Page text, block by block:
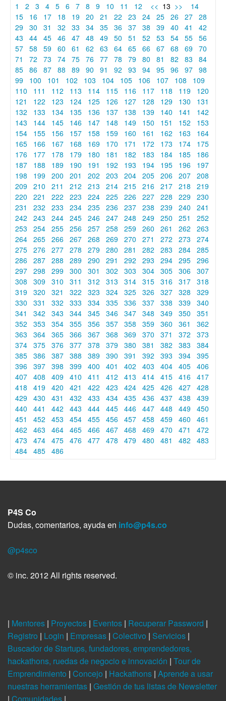
1 2 3 4 5 6 7 8 9 10 11 12 << 13 >>
14
15
16 17 18 19 20 21 22 23 24 25 26 27 28
29 30 31 32 33 34 35 36 37 38 39 40 41
42
43
44 45 46 47 48 49 50 51 52 53 54 55 56
57 58 59 60 61 62 63 64 65 66 67 68 69 70
71
72 73 74 75 76 77 78 79 80 81 82 83
84
85 86 87 88 89 90 91 92 93 94 95 96 97 98
99
100 101 102 103 104 105 106 107 108
109
110
111 112 113 114 115 116 117 118 119
120
121
122 123 124 125 126 127 128 129 130
131
132
133 134 135 136 137 138 139 140 141
142
143
144 145 146 147 148 149 150 151 152
153
154
155 156 157 158 159 160 161 162 163
164
165
166 167 168 169 170 171 172 173 174
175
176
177 178 179 180 181 182 183 184 185
186
187
188 189 190 191 192 193 194 195 196
197
198
199 200 201 202 203 204 205 206 207 208
209 210 211 212 213 214 215 216 217 218
219
220
221 222 223 224 225 226 227 228 229 230
231
232 233 234 235 236 237 238 239 240
241
242
243 244 245 246 247 248 249 250 251
252
253
254 255 256 257 258 259 260 261 262
263
264 265 266 267 268 269 270 271 272 273
274
275 276 277 278 279 280 281 282 283 284 285
286 287 288 289 290 291 292 293 294 295 296
297 298 299 300 301 302 303 304 305 306 307
308
309 310 311 312 313 314 315 316 317 318
319 320 321 322 323 324 325 326 327 328
329
330
331 332 333 334 335 336 337 338 339 340
341
342 343 344 345 346 347 348 349 350
351
352
353 354 355 356 357 358 359 360 361
362
363
364 365 366 367 368 369 370 371 372
373
374 375 376 377 378 379 380 381 382 383
384
385 386 387 388 389 390 391 392 393 394 395
396 397 398 399 400 401 402 403 404 405 406
407 408 409 410 411 412 413 414 415 416 417
418
419 420 421 422 423 424 425 426 427 428
429 430 431 432 433 434 435 436 437 438
439
440
441 442 443 444 445 446 447 448 449 450
451
452 453 454 455 456 457 458 459 460
461
462
463 464 465 466 467 468 469 470 471
472
473
474 475 476 477 478 479 480 481 482
483
484 485 486
P4S Co
Dudas, comentarios, ayuda en info@p4s.co
@p4sco
© inc. 2012 All rights reserved.
| Mentores | Proyectos | Eventos | Recuperar Password |
Registro | Login | Empresas | Colectivo | Servicios |
Buscador de Startups, fundadores, emprendedores,
hackathons, ruedas de negocio e innovación | Tour de
Emprendimiento | Concejo | Hackathons | Aprende a usar
nuestras herramientas | Gestión de tus listas de Newsletter
| Comunidades |